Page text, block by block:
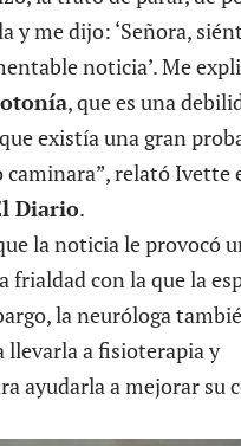
y me dijo: ‘Señora,
noticia’. Me
, que es una
existía una gran
caminara”, relató Ivette
Diario.
la noticia le provocó
frialdad con la que la
la neuróloga
llevarla a fisioterapia y
ayudarla a mejorar su